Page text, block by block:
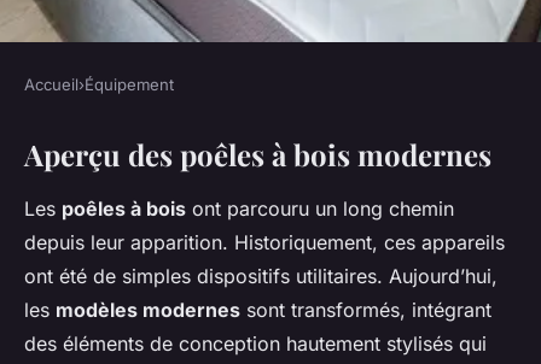
ÉQUIPEMENT
Examen des poêles à bois
modernes : style et efficacité
Lana•15 mars 2025•8 min de lecture
Accueil›Équipement
Aperçu des poêles à bois modernes
Les poêles à bois ont parcouru un long chemin
depuis leur apparition. Historiquement, ces appareils
ont été de simples dispositifs utilitaires. Aujourd’hui,
les modèles modernes sont transformés, intégrant
des éléments de conception hautement stylisés qui